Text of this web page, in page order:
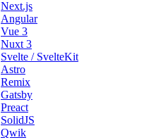
Next.js
Angular
Vue 3
Nuxt 3
Svelte / SvelteKit
Astro
Remix
Gatsby
Preact
SolidJS
Qwik